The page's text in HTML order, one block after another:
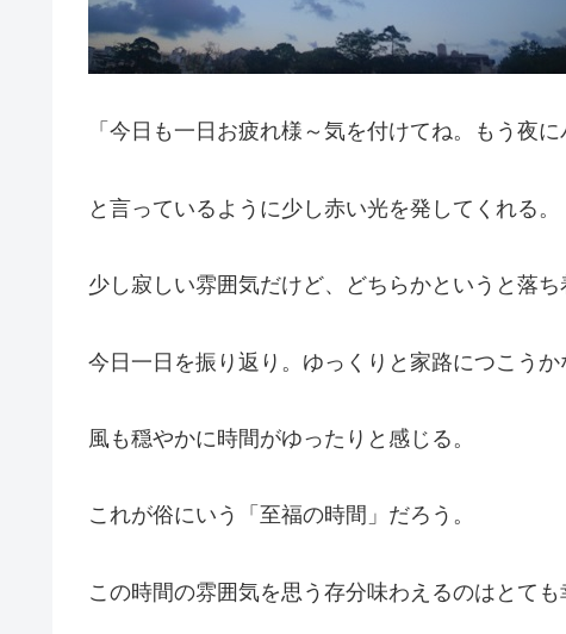
「今日も一日お疲れ様～気を付けてね。もう夜に
と言っているように少し赤い光を発してくれる。
少し寂しい雰囲気だけど、どちらかというと落ち
今日一日を振り返り。ゆっくりと家路につこうか
風も穏やかに時間がゆったりと感じる。
これが俗にいう「至福の時間」だろう。
この時間の雰囲気を思う存分味わえるのはとても